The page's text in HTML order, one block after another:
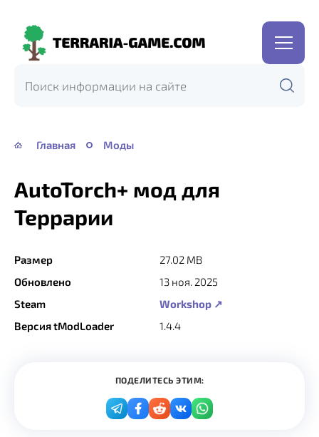
Terraria-
Главная Моды
AutoTorch+ мод для
Террарии
Размер
27.02 MB
Обновлено
13 ноя. 2025
Steam
Workshop ↗
Версия tModLoader
1.4.4
ПОДЕЛИТЕСЬ ЭТИМ: